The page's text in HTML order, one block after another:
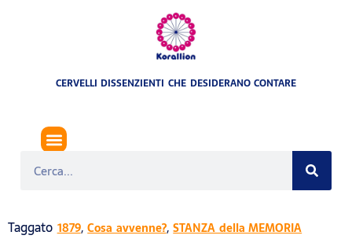
CERVELLI DISSENZIENTI CHE DESIDERANO CONTARE
Taggato 1879,Cosa avvenne?,STANZA della MEMORIA